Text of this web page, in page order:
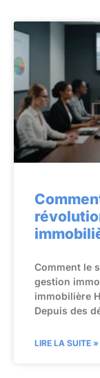
Comment le
gestion
immobilière
Depuis des
LIRE LA SUITE »